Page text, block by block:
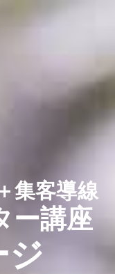
集客導線
ー講座
ジ